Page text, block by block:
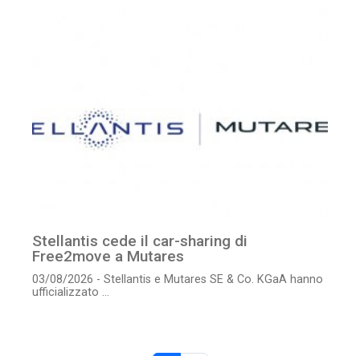
Stellantis cede il car-sharing di
Free2move a Mutares
03/08/2026 - Stellantis e Mutares SE & Co. KGaA hanno
ufficializzato ...